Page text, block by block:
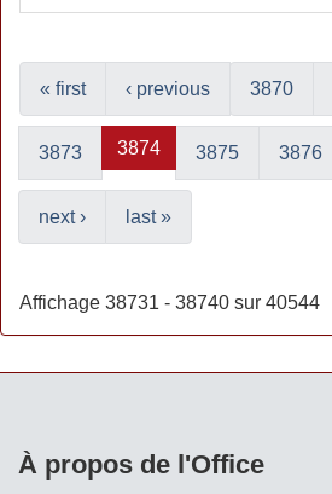
« first ‹ previous 3870
3873 3874 3875 3876
next › last »
Affichage 38731 - 38740 sur 40544
À propos de l'Office